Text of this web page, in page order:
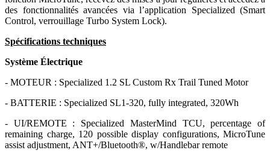
des fonctionnalités avancées via l’application Specialized (Smart
Control, verrouillage Turbo System Lock).
Spécifications techniques
Système Électrique
- MOTEUR : Specialized 1.2 SL Custom Rx Trail Tuned Motor
- BATTERIE : Specialized SL1-320, fully integrated, 320Wh
- UI/REMOTE : Specialized MasterMind TCU, percentage of
remaining charge, 120 possible display configurations, MicroTune
assist adjustment, ANT+/Bluetooth®, w/Handlebar remote